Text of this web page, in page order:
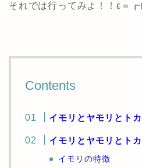
それでは行ってみよ！！ε＝
Contents
イモリとヤモリとト
イモリとヤモリとト
イモリの特徴